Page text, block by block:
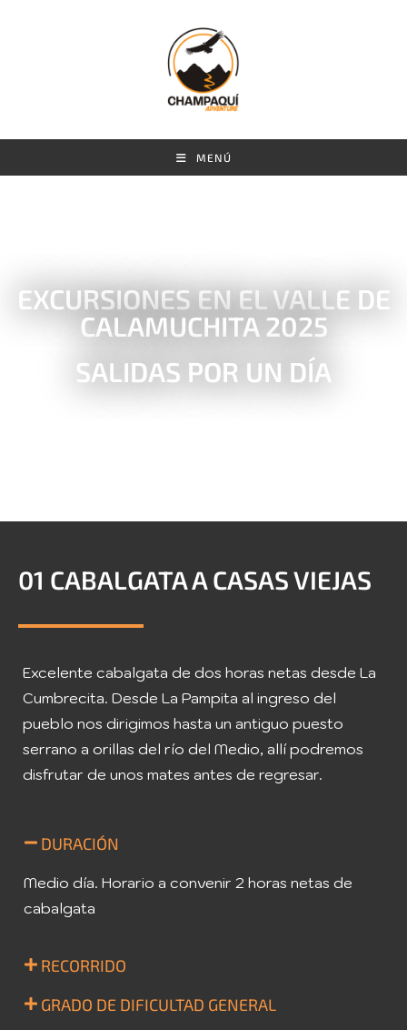
MENÚ
EXCURSIONES EN EL VALLE DE
CALAMUCHITA 2025
SALIDAS POR UN DÍA
01 CABALGATA A CASAS VIEJAS
Excelente cabalgata de dos horas netas desde La
Cumbrecita. Desde La Pampita al ingreso del
pueblo nos dirigimos hasta un antiguo puesto
serrano a orillas del río del Medio, allí podremos
disfrutar de unos mates antes de regresar.
DURACIÓN
Medio día. Horario a convenir 2 horas netas de
cabalgata
RECORRIDO
GRADO DE DIFICULTAD GENERAL